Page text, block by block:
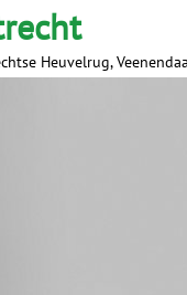
Heuvelrug,